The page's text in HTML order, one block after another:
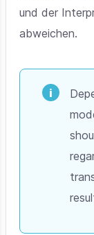
und der
abweichen.